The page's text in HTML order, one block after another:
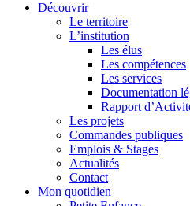
Découvrir
Le territoire
L’institution
Les élus
Les compétences
Les services
Documentation
Rapport
Les projets
Commandes publiques
Emplois & Stages
Actualités
Contact
Mon quotidien